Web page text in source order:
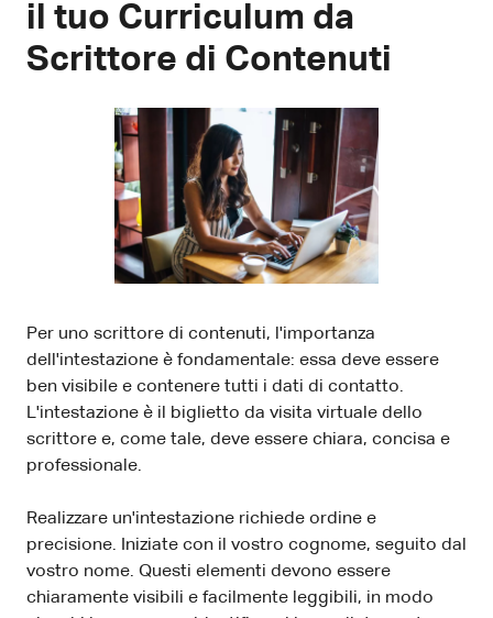
il tuo Curriculum da
Scrittore di Contenuti
Per uno scrittore di contenuti, l'importanza
dell'intestazione è fondamentale: essa deve essere
ben visibile e contenere tutti i dati di contatto.
L'intestazione è il biglietto da visita virtuale dello
scrittore e, come tale, deve essere chiara, concisa e
professionale.
Realizzare un'intestazione richiede ordine e
precisione. Iniziate con il vostro cognome, seguito dal
vostro nome. Questi elementi devono essere
chiaramente visibili e facilmente leggibili, in modo